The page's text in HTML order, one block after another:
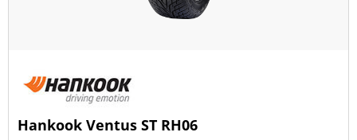
Hankook Ventus ST RH06